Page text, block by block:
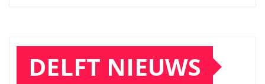
DELFT NIEUWS